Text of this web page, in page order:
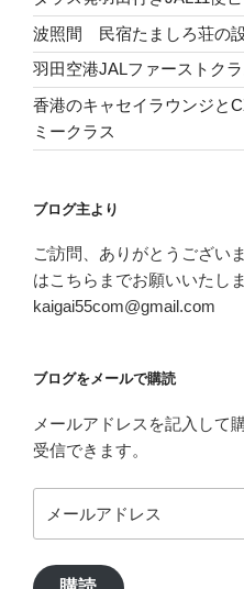
波照間 民宿たましろ荘の
羽田空港JALファーストク
香港のキャセイラウンジと
ミークラス
ブログ主より
ご訪問、ありがとうござい
はこちらまでお願いいたしま
kaigai55com@gmail.com
ブログをメールで購読
メールアドレスを記入して
受信できます。
ー
ア